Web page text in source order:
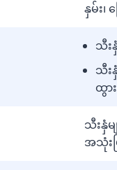
နှမ်း၊
သီး
သီး
ထွာ
သီးနှံ
အသုံး